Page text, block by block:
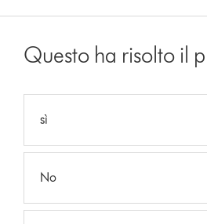
Questo ha risolto il
sì
No